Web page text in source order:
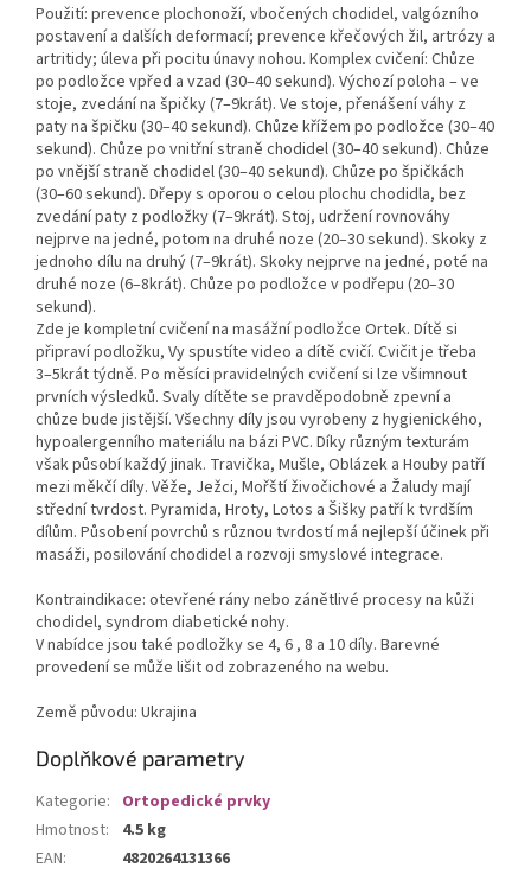
Použití: prevence plochonoží, vbočených chodidel, valgózního
postavení a dalších deformací; prevence křečových žil, artrózy a
artritidy; úleva při pocitu únavy nohou. Komplex cvičení: Chůze
po podložce vpřed a vzad (30–40 sekund). Výchozí poloha – ve
stoje, zvedání na špičky (7–9krát). Ve stoje, přenášení váhy z
paty na špičku (30–40 sekund). Chůze křížem po podložce (30–40
sekund). Chůze po vnitřní straně chodidel (30–40 sekund). Chůze
po vnější straně chodidel (30–40 sekund). Chůze po špičkách
(30–60 sekund). Dřepy s oporou o celou plochu chodidla, bez
zvedání paty z podložky (7–9krát). Stoj, udržení rovnováhy
nejprve na jedné, potom na druhé noze (20–30 sekund). Skoky z
jednoho dílu na druhý (7–9krát). Skoky nejprve na jedné, poté na
druhé noze (6–8krát). Chůze po podložce v podřepu (20–30
sekund).
Zde je kompletní cvičení na masážní podložce Ortek. Dítě si
připraví podložku, Vy spustíte video a dítě cvičí. Cvičit je třeba
3–5krát týdně. Po měsíci pravidelných cvičení si lze všimnout
prvních výsledků. Svaly dítěte se pravděpodobně zpevní a
chůze bude jistější. Všechny díly jsou vyrobeny z hygienického,
hypoalergenního materiálu na bázi PVC. Díky různým texturám
však působí každý jinak. Travička, Mušle, Oblázek a Houby patří
mezi měkčí díly. Věže, Ježci, Mořští živočichové a Žaludy mají
střední tvrdost. Pyramida, Hroty, Lotos a Šišky patří k tvrdším
dílům. Působení povrchů s různou tvrdostí má nejlepší účinek při
masáži, posilování chodidel a rozvoji smyslové integrace.
Kontraindikace: otevřené rány nebo zánětlivé procesy na kůži
chodidel, syndrom diabetické nohy.
V nabídce jsou také podložky se 4, 6 , 8 a 10 díly. Barevné
provedení se může lišit od zobrazeného na webu.
Země původu: Ukrajina
Doplňkové parametry
Kategorie: Ortopedické prvky
Hmotnost:
4.5 kg
EAN: 4820264131366